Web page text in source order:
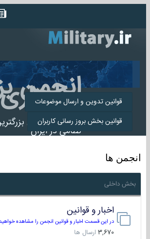
انجمن
میلیتاری
انجمن میلیتاری
نظامی در ایران
قوانین تدوین و ارسال موضوعات
قوانین بخش بروز رسانی کاربران
انجمن ها
بخش داخلی
اخبار و قوانین
در این قسمت اخبار و قوانین انجمن را مشاهده خواهید
3,670 ارسال ها